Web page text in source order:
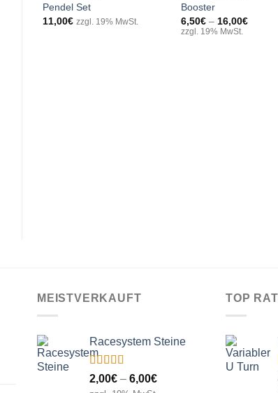
Add to
Pendel Set
11,00€ zzgl. 19% MwSt.
Booster
6,50€ –16,00€
zzgl. 19% MwSt.
MEISTVERKAUFT
Racesystem Steine
Bewertet
mit 5.00 von
2,00€ – 6,00€Preisspanne:
TOP